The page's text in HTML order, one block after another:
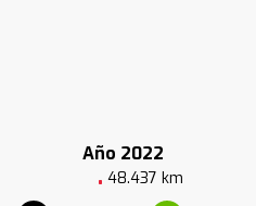
Año 2022
48.437 km